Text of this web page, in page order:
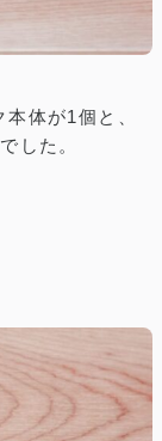
体が1個と、
した。